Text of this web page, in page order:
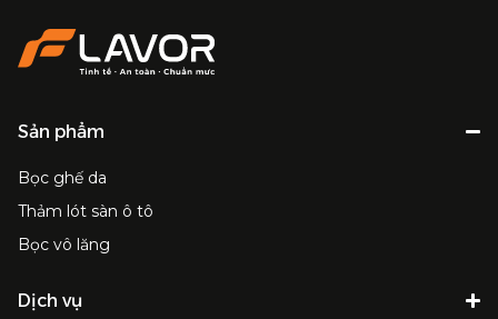
Sản phẩm
Bọc ghế da
Thảm lót sàn ô tô
Bọc vô lăng
Dịch vụ